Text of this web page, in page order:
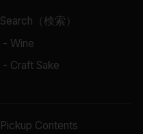
Search（検索）
- Wine
- Craft Sake
Pickup Contents